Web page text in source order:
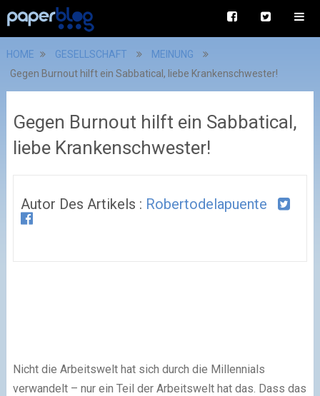
HOME GESELLSCHAFT
MEINUNG
Gegen Burnout hilft ein Sabbatical, liebe Krankenschwester!
Gegen Burnout hilft ein Sabbatical,
liebe Krankenschwester!
Autor Des Artikels : Robertodelapuente
Nicht die Arbeitswelt hat sich durch die Millennials
verwandelt – nur ein Teil der Arbeitswelt hat das. Dass das